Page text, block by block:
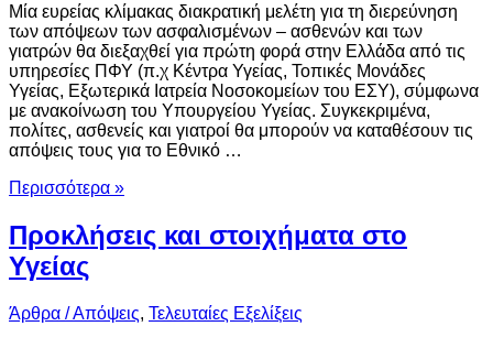
Μία ευρείας κλίμακας διακρατική μελέτη για τη διερεύνηση
των απόψεων των ασφαλισμένων – ασθενών και των
γιατρών θα διεξαχθεί για πρώτη φορά στην Ελλάδα από τις
υπηρεσίες ΠΦΥ (π.χ Κέντρα Υγείας, Τοπικές Μονάδες
Υγείας, Εξωτερικά Ιατρεία Νοσοκομείων του ΕΣΥ), σύμφωνα
με ανακοίνωση του Υπουργείου Υγείας. Συγκεκριμένα,
πολίτες, ασθενείς και γιατροί θα μπορούν να καταθέσουν τις
απόψεις τους για το Εθνικό …
Περισσότερα »
Προκλήσεις και στοιχήματα στο
Υγείας
Άρθρα / Απόψεις, Τελευταίες Εξελίξεις